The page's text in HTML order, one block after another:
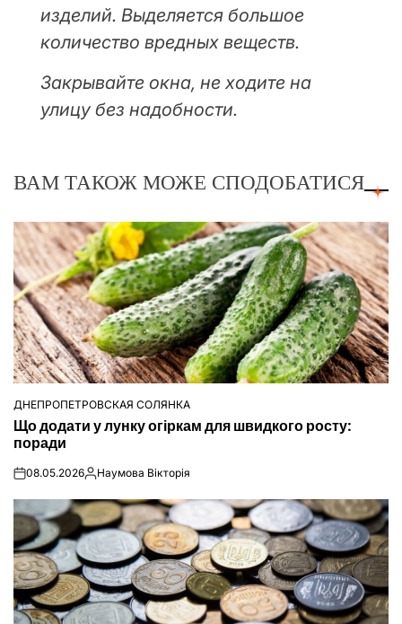
изделий. Выделяется большое
количество вредных веществ.
Закрывайте окна, не ходите на
улицу без надобности.
ВАМ ТАКОЖ МОЖЕ СПОДОБАТИСЯ
ОПУБЛІКУВАТИ
У
ДНЕПРОПЕТРОВСКАЯ СОЛЯНКА
Що додати у лунку огіркам для швидкого росту:
поради
on08.05.2026Опубліковано
Наумова Вікторія